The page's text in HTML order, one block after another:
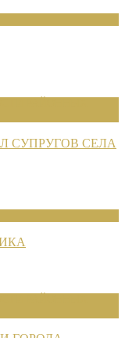
СУПРУГОВ СЕЛА